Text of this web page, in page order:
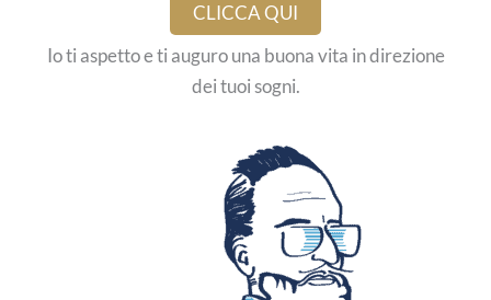
CLICCA QUI
Io ti aspetto e ti auguro una buona vita in direzione
dei tuoi sogni.